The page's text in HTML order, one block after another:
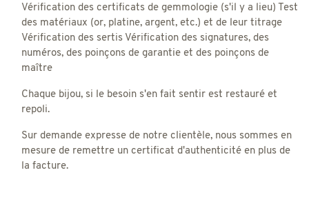
Vérification des certificats de gemmologie (s'il y a lieu) Test
des matériaux (or, platine, argent, etc.) et de leur titrage
Vérification des sertis Vérification des signatures, des
numéros, des poinçons de garantie et des poinçons de
maître
Chaque bijou, si le besoin s'en fait sentir est restauré et
repoli.
Sur demande expresse de notre clientèle, nous sommes en
mesure de remettre un certificat d'authenticité en plus de
la facture.